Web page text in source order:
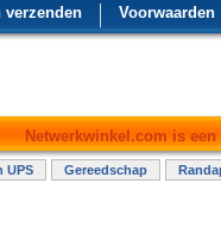
Voorwaarden
verzenden
Netwerkwinkel.com is
UPS Gereedschap